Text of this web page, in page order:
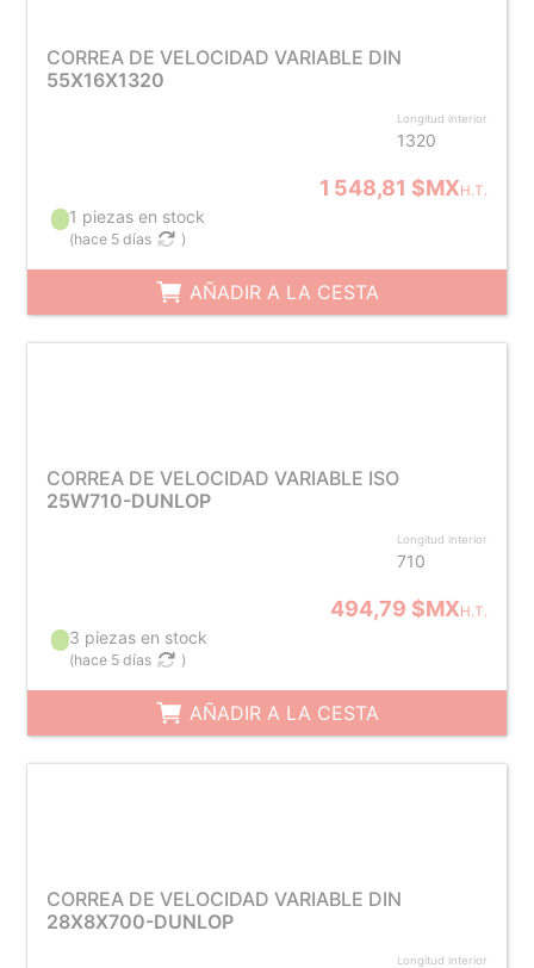
CORREA DE VELOCIDAD VARIABLE DIN
55X16X1320
Longitud interior
1320
1 548,81 $MXH.T.
1 piezas en stock
(hace 5 días )
AÑADIR A LA CESTA
CORREA DE VELOCIDAD VARIABLE ISO
25W710-DUNLOP
Longitud interior
710
494,79 $MXH.T.
3 piezas en stock
(hace 5 días )
AÑADIR A LA CESTA
CORREA DE VELOCIDAD VARIABLE DIN
28X8X700-DUNLOP
Longitud interior